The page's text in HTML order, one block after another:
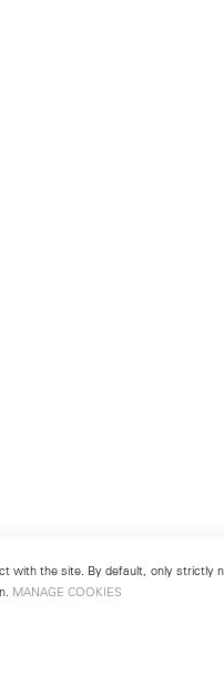
the site. By default, only
MANAGE COOKIES